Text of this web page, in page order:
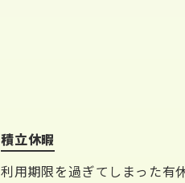
積立休暇
利用期限を過ぎてしまった有